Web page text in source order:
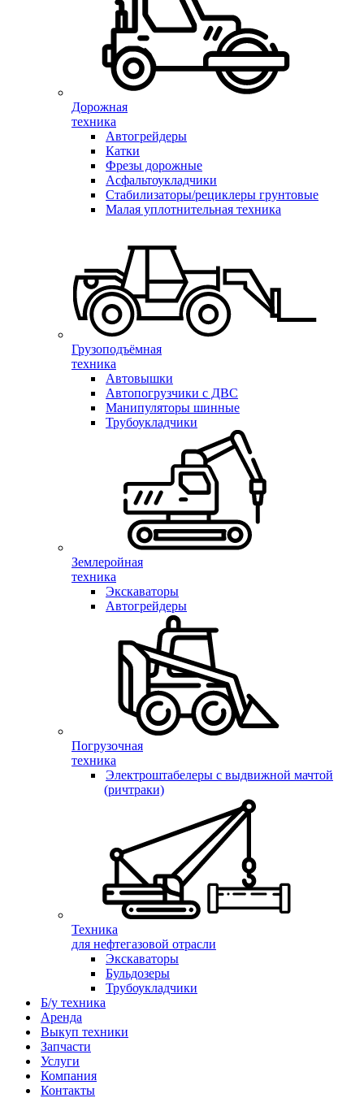
Дорожная
техника
Автогрейдеры
Катки
Фрезы дорожные
Асфальтоукладчики
Стабилизаторы/рециклеры грунтовые
Малая уплотнительная техника
Грузоподъёмная
техника
Автовышки
Автопогрузчики с ДВС
Манипуляторы шинные
Трубоукладчики
Землеройная
техника
Экскаваторы
Автогрейдеры
Погрузочная
техника
Электроштабелеры с выдвижной мачтой
(ричтраки)
Техника
для нефтегазовой отрасли
Экскаваторы
Бульдозеры
Трубоукладчики
Б/у техника
Аренда
Выкуп техники
Запчасти
Услуги
Компания
Контакты